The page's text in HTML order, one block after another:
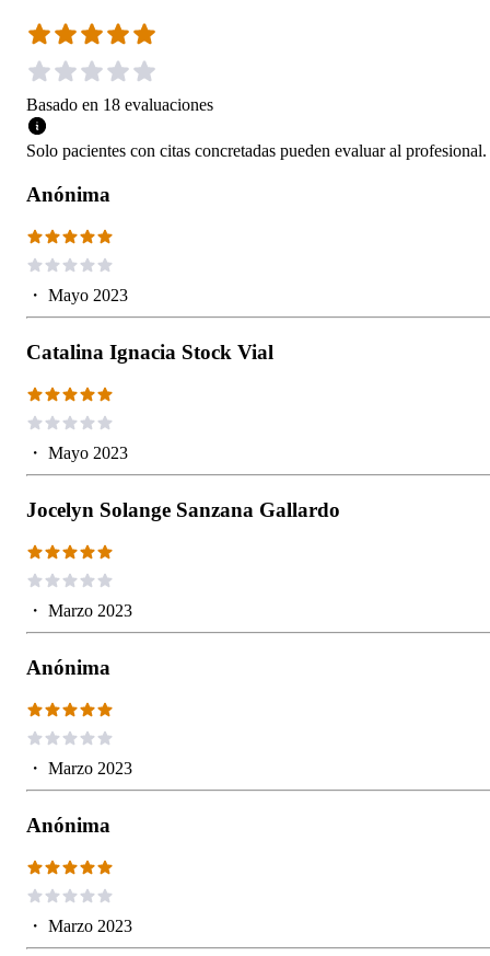
Basado en 18 evaluaciones
Solo pacientes con citas concretadas pueden evaluar al profesional.
Anónima
・ Mayo 2023
Catalina Ignacia Stock Vial
・ Mayo 2023
Jocelyn Solange Sanzana Gallardo
・ Marzo 2023
Anónima
・ Marzo 2023
Anónima
・ Marzo 2023